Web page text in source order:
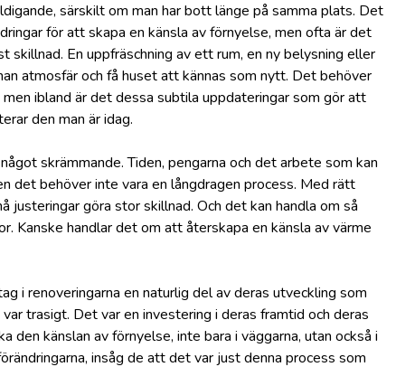
särskilt om man har bott länge på samma plats. Det
för att skapa en känsla av förnyelse, men ofta är det
skillnad. En uppfräschning av ett rum, en ny belysning eller
atmosfär och få huset att kännas som nytt. Det behöver
ibland är det dessa subtila uppdateringar som gör att
den man är idag.
skrämmande. Tiden, pengarna och det arbete som kan
det behöver inte vara en långdragen process. Med rätt
justeringar göra stor skillnad. Och det kan handla om så
Kanske handlar det om att återskapa en känsla av värme
i renoveringarna en naturlig del av deras utveckling som
trasigt. Det var en investering i deras framtid och deras
känslan av förnyelse, inte bara i väggarna, utan också i
insåg de att det var just denna process som